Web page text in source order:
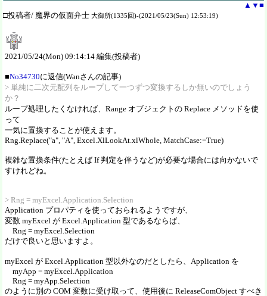
▲ ▼ ■
□投稿者/ 魔界の仮面弁士 大御所(1335回)-(2021/05/23(Sun) 12:53:19)
2021/05/24(Mon) 09:14:14 編集(投稿者)
■No34730に返信(Wanさんの記事)
> 単純に二次元配列をループして一つずつ変換するしか無いのでしょう
か？
ループ処理したくなければ、Range オブジェクトの Replace メソッドを使
って
一気に置換することが使えます。
Rng.Replace("a", "A", Excel.XlLookAt.xlWhole, MatchCase:=True)
複雑な置換条件(たとえば If 判定を伴うなど)が必要な場合には向かないで
すけれどね。
> Rng = myExcel.Application.Selection
Application プロパティを使っておられるようですが、
変数 myExcel が Excel.Application 型であるならば、
Rng = myExcel.Selection
だけで良いと思いますよ。
myExcel が Excel.Application 型以外なのだとしたら、Application を
myApp = myExcel.Application
Rng = myApp.Selection
のように別の COM 変数に受け取って、使用後に ReleaseComObject すべき